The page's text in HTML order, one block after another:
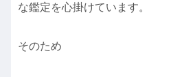
な鑑定を心掛けています。
そのため